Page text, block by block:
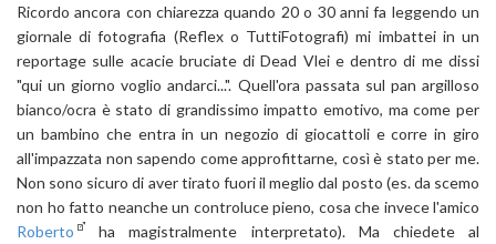
Ricordo ancora con chiarezza quando 20 o 30 anni fa leggendo un
giornale di fotografia (Reflex o TuttiFotografi) mi imbattei in un
reportage sulle acacie bruciate di Dead Vlei e dentro di me dissi
"qui un giorno voglio andarci...". Quell'ora passata sul pan argilloso
bianco/ocra è stato di grandissimo impatto emotivo, ma come per
un bambino che entra in un negozio di giocattoli e corre in giro
all'impazzata non sapendo come approfittarne, così è stato per me.
Non sono sicuro di aver tirato fuori il meglio dal posto (es. da scemo
non ho fatto neanche un controluce pieno, cosa che invece l'amico
Roberto
ha magistralmente interpretato). Ma chiedete al